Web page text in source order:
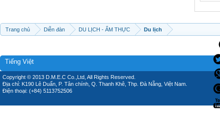
Trang chủ Diễn đàn DU LỊCH - ẨM THỰC Du lịch
Tiếng Việt
Copyright © 2013 D.M.E.C Co.,Ltd, All Rights Reserved.
Địa chỉ: K190 Lê Duẩn, P. Tân chính, Q. Thanh Khê, Thp. Đà Nẵng, Việt Nam.
Điện thoại: (+84) 5113752506